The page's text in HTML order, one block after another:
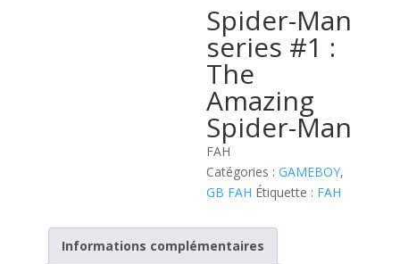
Spider-Man
series #1 :
The
Amazing
Spider-Man
FAH
Catégories :GAMEBOY,
GB FAH Étiquette : FAH
Informations complémentaires